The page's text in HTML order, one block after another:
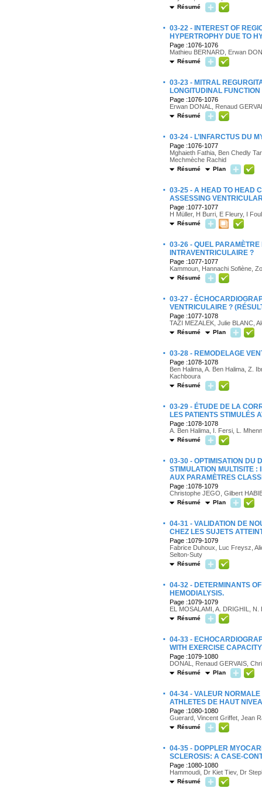
Résumé
· 03-22 - INTEREST OF
HYPERTROPHY DUE TO
Page :1076-1076
Mathieu BERNARD, Erwan
Résumé
· 03-23 - MITRAL
LONGITUDINAL
Page :1076-1076
Erwan DONAL, Renaud
Résumé
· 03-24 - L’INFARCTUS DU
Page :1076-1077
Mghaieth Fathia, Ben Chedly
Mechmèche Rachid
Résumé Plan
· 03-25 - A HEAD TO HEAD
ASSESSING
Page :1077-1077
H Müller, H Burri, E Fleury, I
Résumé
· 03-26 - QUEL
INTRAVENTRICULAIRE ?
Page :1077-1077
Kammoun, Hannachi Sofiène,
Résumé
· 03-27 -
VENTRICULAIRE ?
Page :1077-1078
TAZI MEZALEK, Julie BLANC,
Résumé Plan
· 03-28 - REMODELAGE
Page :1078-1078
Ben Halima, A. Ben Halima, Z.
Kachboura
Résumé
· 03-29 - ÉTUDE DE LA
LES PATIENTS STIMULÉS
Page :1078-1078
A. Ben Halima, I. Fersi, L.
Résumé
· 03-30 - OPTIMISATION DU
STIMULATION MULTISITE
AUX PARAMÈTRES
Page :1078-1079
Christophe JEGO, Gilbert
Résumé Plan
· 04-31 - VALIDATION DE
CHEZ LES SUJETS
Page :1079-1079
Fabrice Duhoux, Luc Freysz,
Selton-Suty
Résumé
· 04-32 - DETERMINANTS
HEMODIALYSIS.
Page :1079-1079
EL MOSALAMI, A. DRIGHIL,
Résumé
· 04-33 -
WITH EXERCISE
Page :1079-1080
DONAL, Renaud GERVAIS,
Résumé Plan
· 04-34 - VALEUR
ATHLETES DE HAUT
Page :1080-1080
Guerard, Vincent Griffet, Jean
Résumé
· 04-35 - DOPPLER
SCLEROSIS: A CASE-
Page :1080-1080
Hammoudi, Dr Kiet Tiev, Dr
Résumé